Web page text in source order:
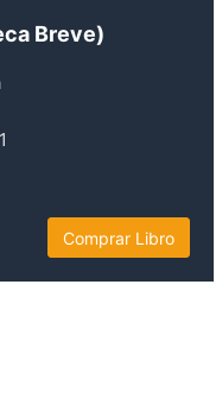
Breve)
Comprar Libro